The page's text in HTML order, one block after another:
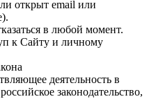
открыт email или
в любой момент.
к Сайту и личному
деятельность в
законодательство,